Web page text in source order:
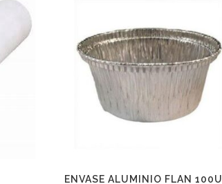
ENVASE ALUMINIO FLAN 100U